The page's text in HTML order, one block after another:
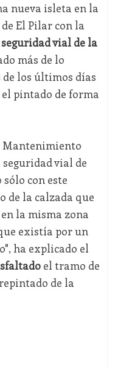
nueva isleta en la
El Pilar con la
vial de la
más de lo
los últimos días
pintado de forma
Mantenimiento
seguridad vial de
con este
de la calzada que
la misma zona
existía por un
ha explicado el
el tramo de
de la